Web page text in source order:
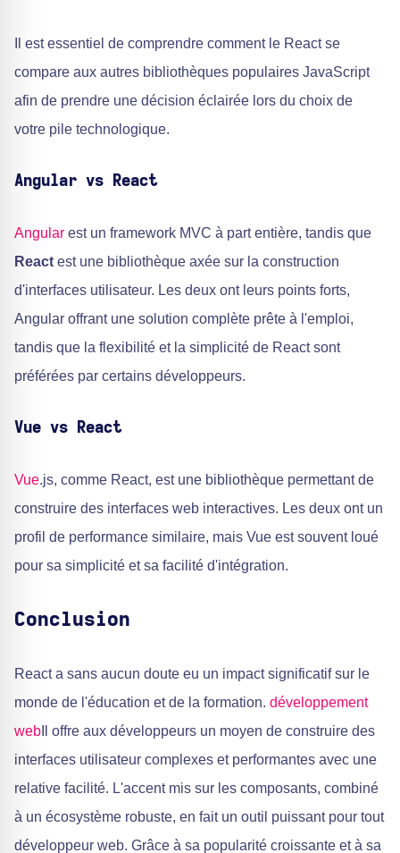
Il est essentiel de comprendre comment le React se
compare aux autres bibliothèques populaires JavaScript
afin de prendre une décision éclairée lors du choix de
votre pile technologique.
Angular vs React
Angular est un framework MVC à part entière, tandis que
React est une bibliothèque axée sur la construction
d'interfaces utilisateur. Les deux ont leurs points forts,
Angular offrant une solution complète prête à l'emploi,
tandis que la flexibilité et la simplicité de React sont
préférées par certains développeurs.
Vue vs React
Vue.js, comme React, est une bibliothèque permettant de
construire des interfaces web interactives. Les deux ont un
profil de performance similaire, mais Vue est souvent loué
pour sa simplicité et sa facilité d'intégration.
Conclusion
React a sans aucun doute eu un impact significatif sur le
monde de l'éducation et de la formation. développement
web Il offre aux développeurs un moyen de construire des
interfaces utilisateur complexes et performantes avec une
relative facilité. L'accent mis sur les composants, combiné
à un écosystème robuste, en fait un outil puissant pour tout
développeur web. Grâce à sa popularité croissante et à sa